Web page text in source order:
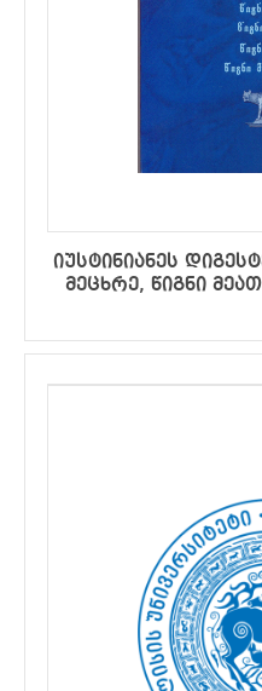
იუსტინიანეს
მეცხრე, წიგნი